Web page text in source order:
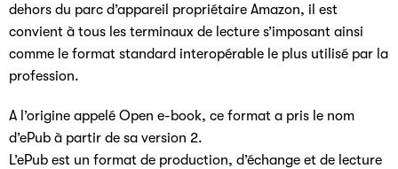
dehors du parc d’appareil propriétaire Amazon, il est
convient à tous les terminaux de lecture s’imposant ainsi
comme le format standard interopérable le plus utilisé par la
profession.
A l’origine appelé Open e-book, ce format a pris le nom
d’ePub à partir de sa version 2.
L’ePub est un format de production, d’échange et de lecture